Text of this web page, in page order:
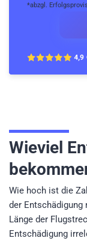
*abzgl.
Wieviel
Wie hoch ist die
der Entschädigung
Länge der
Entschädigung